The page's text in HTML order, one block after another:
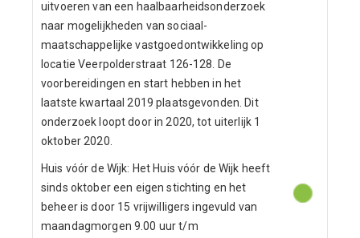
uitvoeren van een haalbaarheidsonderzoek
naar mogelijkheden van sociaal-
maatschappelijke vastgoedontwikkeling op
locatie Veerpolderstraat 126-128. De
voorbereidingen en start hebben in het
laatste kwartaal 2019 plaatsgevonden. Dit
onderzoek loopt door in 2020, tot uiterlijk 1
oktober 2020.
Huis vóór de Wijk: Het Huis vóór de Wijk heeft
sinds oktober een eigen stichting en het
beheer is door 15 vrijwilligers ingevuld van
maandagmorgen 9.00 uur t/m